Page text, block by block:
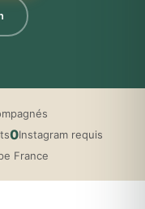
0Instagram requis
France